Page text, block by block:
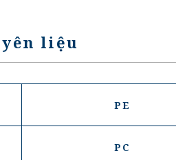
liệu
PE
PC